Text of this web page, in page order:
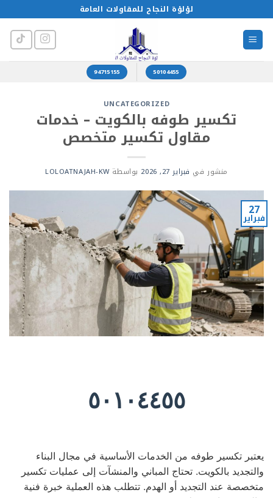
للمحتوى
لؤلؤة النجاح للمقاولات العامة
50104455
94715155
UNCATEGORIZED
تكسير طوفه بالكويت – خدمات
مقاول تكسير متخصص
منشور في فبراير 27, 2026 بواسطةLOLOATNAJAH-KW
27
فبراير
٥٠١٠٤٤٥٥
يعتبر تكسير طوفه من الخدمات الأساسية في مجال البناء
والتجديد بالكويت. تحتاج المباني والمنشآت إلى عمليات تكسير
متخصصة عند التجديد أو الهدم. تتطلب هذه العملية خبرة فنية